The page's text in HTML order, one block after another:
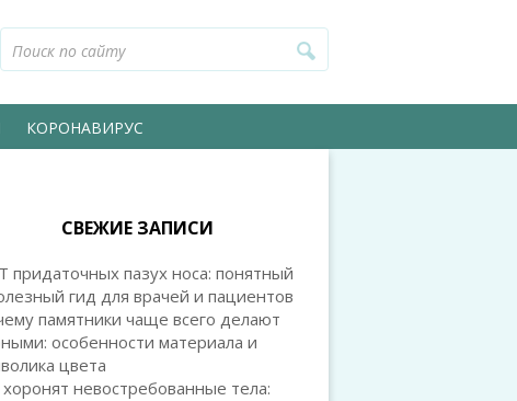
КОРОНАВИРУС
СВЕЖИЕ ЗАПИСИ
придаточных пазух носа: понятный
гид для врачей и пациентов
памятники чаще всего делают
особенности материала и
цвета
хоронят невостребованные тела: